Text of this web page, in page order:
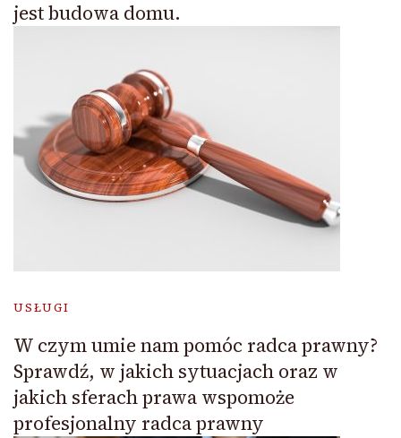
jest budowa domu.
USŁUGI
W czym umie nam pomóc radca prawny?
Sprawdź, w jakich sytuacjach oraz w
jakich sferach prawa wspomoże
profesjonalny radca prawny